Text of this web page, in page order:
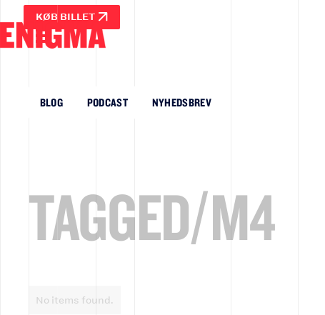
KØB BILLET
BLOG PODCAST NYHEDSBREV
TAGGED/M4
No items found.